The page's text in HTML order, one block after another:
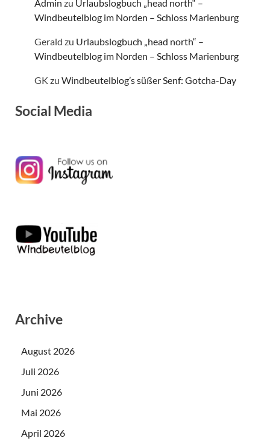
Admin zu Urlaubslogbuch „head north“ –
Windbeutelblog im Norden – Schloss Marienburg
Gerald zu Urlaubslogbuch „head north“ –
Windbeutelblog im Norden – Schloss Marienburg
GK zu Windbeutelblog’s süßer Senf: Gotcha-Day
Social Media
Archive
August 2026
Juli 2026
Juni 2026
Mai 2026
April 2026